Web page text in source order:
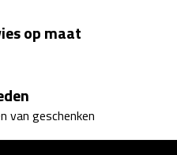
op maat
van geschenken